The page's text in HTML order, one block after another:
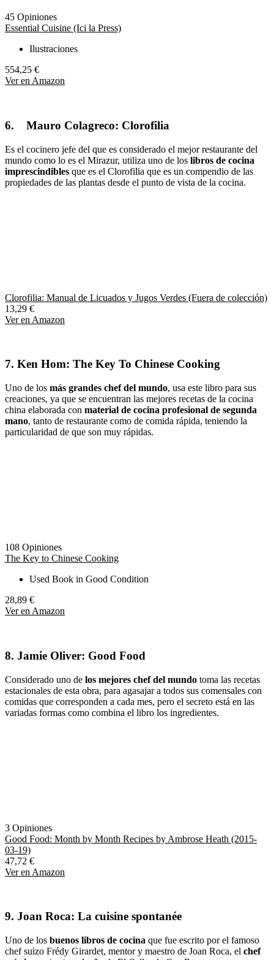
45 Opiniones
Essential Cuisine (Ici la Press)
Ilustraciones
554,25 €
Ver en Amazon
6. Mauro Colagreco: Clorofilia
Es el cocinero jefe del que es considerado el mejor restaurante del
mundo como lo es el Mirazur, utiliza uno de los libros de cocina
imprescindibles que es el Clorofilia que es un compendio de las
propiedades de las plantas desde el punto de vista de la cocina.
Clorofilia: Manual de Licuados y Jugos Verdes (Fuera de colección)
13,29 €
Ver en Amazon
7. Ken Hom: The Key To Chinese Cooking
Uno de los más grandes chef del mundo, usa este libro para sus
creaciones, ya que se encuentran las mejores recetas de la cocina
china elaborada con material de cocina profesional de segunda
mano, tanto de restaurante como de comida rápida, teniendo la
particularidad de que son muy rápidas.
108 Opiniones
The Key to Chinese Cooking
Used Book in Good Condition
28,89 €
Ver en Amazon
8. Jamie Oliver: Good Food
Considerado uno de los mejores chef del mundo toma las recetas
estacionales de esta obra, para agasajar a todos sus comensales con
comidas que corresponden a cada mes, pero el secreto está en las
variadas formas como combina el libro los ingredientes.
3 Opiniones
Good Food: Month by Month Recipes by Ambrose Heath (2015-
03-19)
47,72 €
Ver en Amazon
9. Joan Roca: La cuisine spontanée
Uno de los buenos libros de cocina que fue escrito por el famoso
chef suizo Frédy Girardet, mentor y maestro de Joan Roca, el chef